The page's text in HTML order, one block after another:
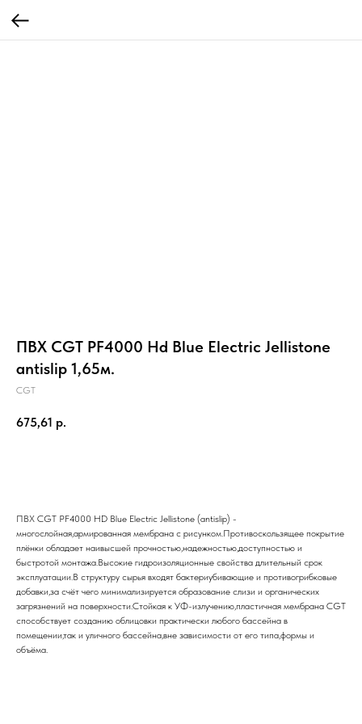
ПВХ CGT PF4000 Hd Blue Electric Jellistone
antislip 1,65м.
CGT
675,61 р.
ПВХ CGT PF4000 HD Blue Electric Jellistone (antislip) -
многослойная,армированная мембрана с рисунком.Противоскользящее покрытие
плёнки обладает наивысшей прочностью,надежностью,доступностью и
быстротой монтажа.Высокие гидроизоляционные свойства длительный срок
эксплуатации.В структуру сырья входят бактериубивающие и противогрибковые
добавки,за счёт чего минимализируется образование слизи и органических
загрязнений на поверхности.Стойкая к УФ-излучению,пластичная мембрана CGT
способствует созданию облицовки практически любого бассейна в
помещении,так и уличного бассейна,вне зависимости от его типа,формы и
объёма.